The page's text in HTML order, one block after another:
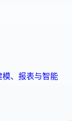
、报表与智能